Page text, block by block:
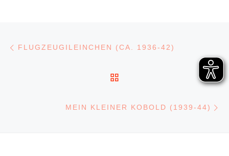
FLUGZEUGILEINCHEN (CA. 1936-42)
ZURÜCK ZUR
MEIN KLEINER KOBOLD (1939-44)